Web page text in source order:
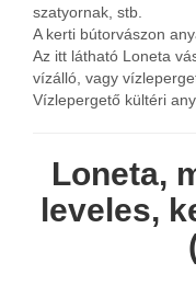
szatyornak, stb.
A kerti bútorvászon
Az itt látható Loneta
vízálló, vagy
Vízlepergető kültéri
Loneta,
leveles,